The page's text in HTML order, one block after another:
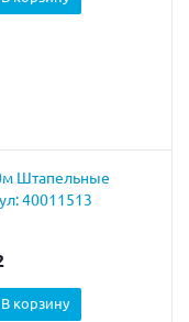
Штапельные
40011513
В корзину